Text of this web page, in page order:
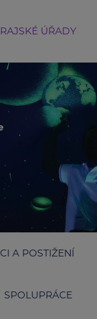
ÚŘADY
A POSTIŽENÍ
SPOLUPRÁCE